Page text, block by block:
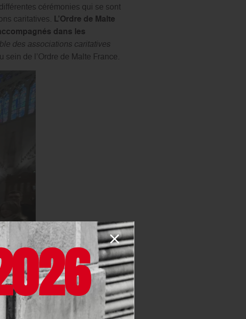
cérémonies qui se sont
caritatives. L’Ordre de Malte
dans les
des associations caritatives
de l’Ordre de Malte France.